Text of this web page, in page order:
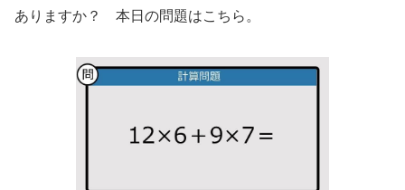
ありますか？ 本日の問題はこちら。